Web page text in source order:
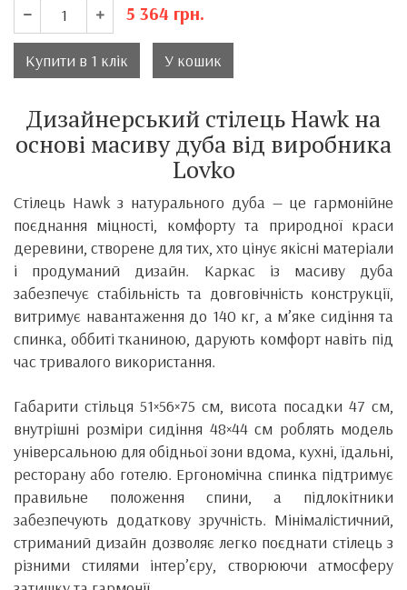
5 364 грн.
Купити в 1 клік У кошик
Дизайнерський стілець Hawk на
основі масиву дуба від виробника
Lovko
Стілець Hawk з натурального дуба — це гармонійне
поєднання міцності, комфорту та природної краси
деревини, створене для тих, хто цінує якісні матеріали
і продуманий дизайн. Каркас із масиву дуба
забезпечує стабільність та довговічність конструкції,
витримує навантаження до 140 кг, а м’яке сидіння та
спинка, оббиті тканиною, дарують комфорт навіть під
час тривалого використання.
Габарити стільця 51×56×75 см, висота посадки 47 см,
внутрішні розміри сидіння 48×44 см роблять модель
універсальною для обідньої зони вдома, кухні, їдальні,
ресторану або готелю. Ергономічна спинка підтримує
правильне положення спини, а підлокітники
забезпечують додаткову зручність. Мінімалістичний,
стриманий дизайн дозволяє легко поєднати стілець з
різними стилями інтер’єру, створюючи атмосферу